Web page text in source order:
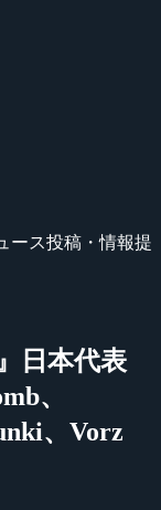
ース投稿・情報提
日本代表
、
、Vorz